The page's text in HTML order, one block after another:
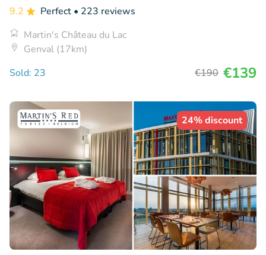
9.2 Perfect • 223 reviews
Martin's Château du Lac
Genval (17km)
Sold: 23
€190 €139
24% discount